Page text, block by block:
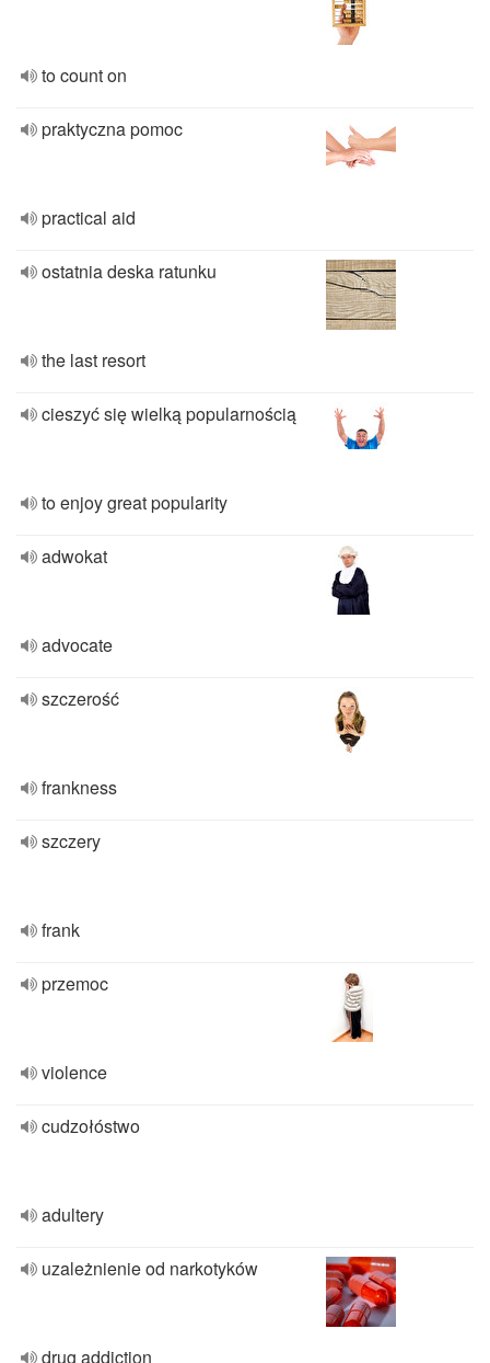
to count on
praktyczna pomoc
practical aid
ostatnia deska ratunku
the last resort
cieszyć się wielką popularnością
to enjoy great popularity
adwokat
advocate
szczerość
frankness
szczery
frank
przemoc
violence
cudzołóstwo
adultery
uzależnienie od narkotyków
drug addiction